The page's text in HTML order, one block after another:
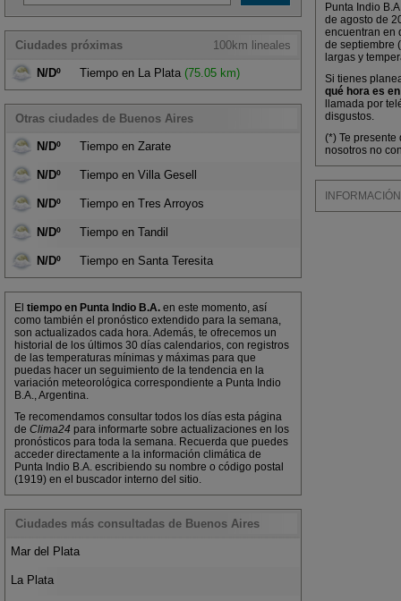
100km lineales
Ciudades próximas
N/Dº Tiempo en La Plata (75.05 km)
Otras ciudades de Buenos Aires
N/Dº Tiempo en Zarate
N/Dº Tiempo en Villa Gesell
N/Dº Tiempo en Tres Arroyos
N/Dº Tiempo en Tandil
N/Dº Tiempo en Santa Teresita
El tiempo en Punta Indio B.A. en este momento, así
como también el pronóstico extendido para la semana,
son actualizados cada hora. Además, te ofrecemos un
historial de los últimos 30 días calendarios, con registros
de las temperaturas mínimas y máximas para que
puedas hacer un seguimiento de la tendencia en la
variación meteorológica correspondiente a Punta Indio
B.A., Argentina.
Te recomendamos consultar todos los días esta página
de Clima24 para informarte sobre actualizaciones en los
pronósticos para toda la semana. Recuerda que puedes
acceder directamente a la información climática de
Punta Indio B.A. escribiendo su nombre o código postal
(1919) en el buscador interno del sitio.
Ciudades más consultadas de Buenos Aires
Mar del Plata
La Plata
Punta Indio
de agosto de
encuentran en
de septiembre
largas y
Si tienes
qué hora es
llamada por
disgustos.
(*) Te
nosotros no